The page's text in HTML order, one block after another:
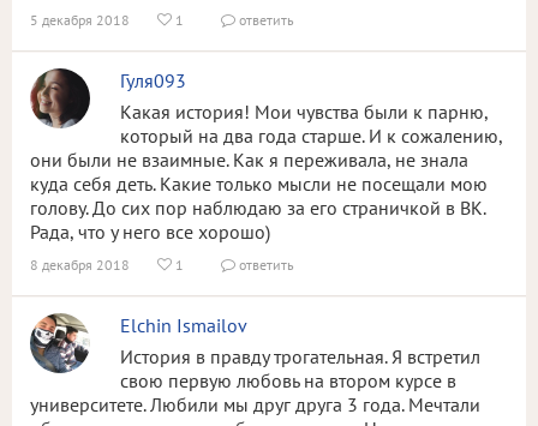
5 декабря 2018  1  ответить
Гуля093
Какая история! Мои чувства были к парню,
который на два года старше. И к сожалению,
они были не взаимные. Как я переживала, не знала
куда себя деть. Какие только мысли не посещали мою
голову. До сих пор наблюдаю за его страничкой в ВК.
Рада, что у него все хорошо)
8 декабря 2018  1  ответить
Elchin Ismailov
История в правду трогательная. Я встретил
свою первую любовь на втором курсе в
университете. Любили мы друг друга 3 года. Мечтали